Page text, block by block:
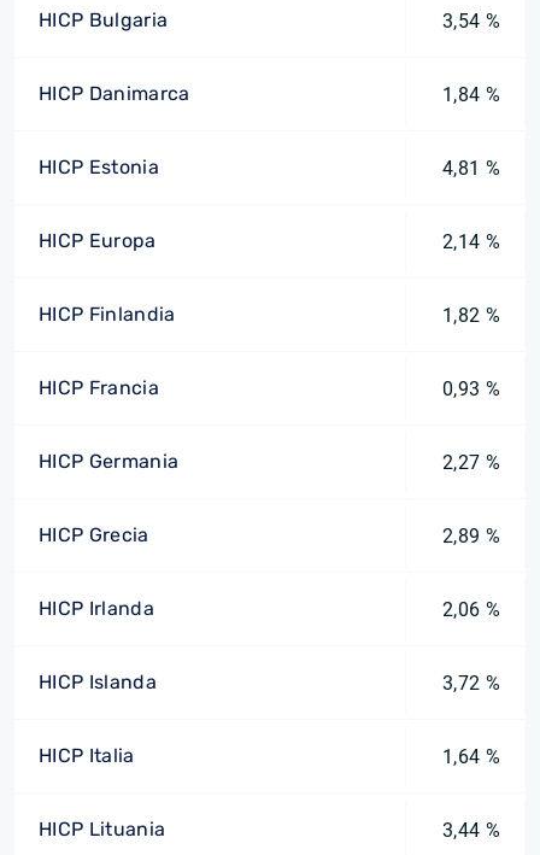
HICP Bulgaria 3,54 %
HICP Danimarca 1,84 %
HICP Estonia 4,81 %
HICP Europa 2,14 %
HICP Finlandia 1,82 %
HICP Francia 0,93 %
HICP Germania 2,27 %
HICP Grecia 2,89 %
HICP Irlanda 2,06 %
HICP Islanda 3,72 %
HICP Italia 1,64 %
HICP Lituania 3,44 %